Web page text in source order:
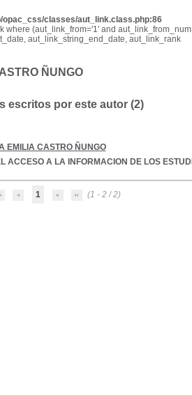
opac_css/classes/aut_link.class.php:86
where (aut_link_from='1' and
aut_link_string_end_date, aut_link_rank
ÑUNGO
escritos por este autor (2)
EMILIA CASTRO ÑUNGO
ACCESO A LA INFORMACION DE LOS
1 (1 - 2 / 2)